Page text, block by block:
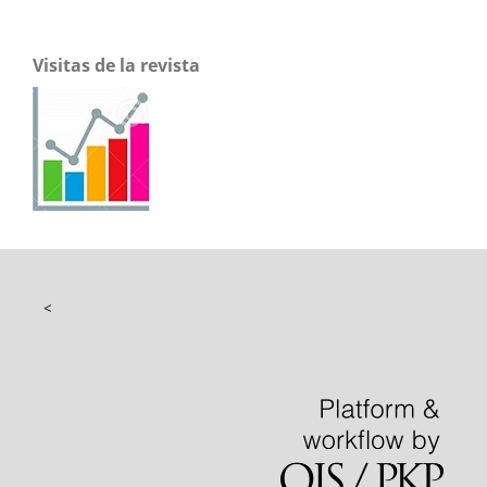
Visitas de la revista
<